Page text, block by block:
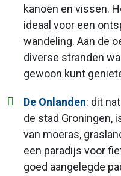
kanoën en vissen.
ideaal voor een
wandeling. Aan de
diverse stranden
gewoon kunt
De Onlanden: dit
de stad Groningen,
van moeras,
een paradijs voor
goed aangelegde